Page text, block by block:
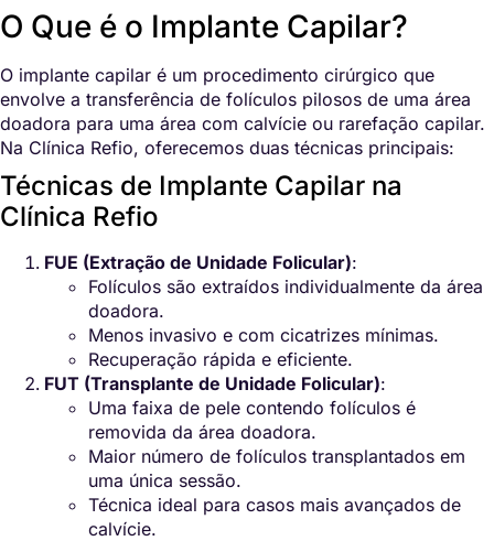
O Que é o Implante Capilar?
O implante capilar é um procedimento cirúrgico que
envolve a transferência de folículos pilosos de uma área
doadora para uma área com calvície ou rarefação capilar.
Na Clínica Refio, oferecemos duas técnicas principais:
Técnicas de Implante Capilar na
Clínica Refio
FUE (Extração de Unidade Folicular):
Folículos são extraídos individualmente da área
doadora.
Menos invasivo e com cicatrizes mínimas.
Recuperação rápida e eficiente.
FUT (Transplante de Unidade Folicular):
Uma faixa de pele contendo folículos é
removida da área doadora.
Maior número de folículos transplantados em
uma única sessão.
Técnica ideal para casos mais avançados de
calvície.